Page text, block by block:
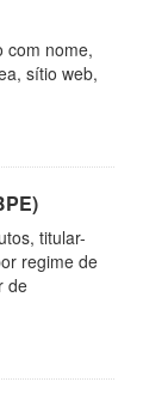
com nome,
sítio web,
titular-
regime de
de